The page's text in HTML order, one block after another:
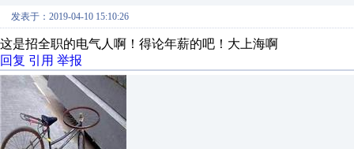
发表于：2019-04-10 15:10:26
这是招全职的电气人啊！得论年薪的吧！大上海啊
回复 引用 举报